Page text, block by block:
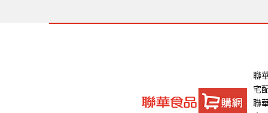
聯
宅
聯